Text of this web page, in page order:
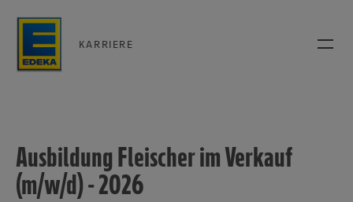
KARRIERE
Ausbildung Fleischer im Verkauf
(m/w/d) - 2026